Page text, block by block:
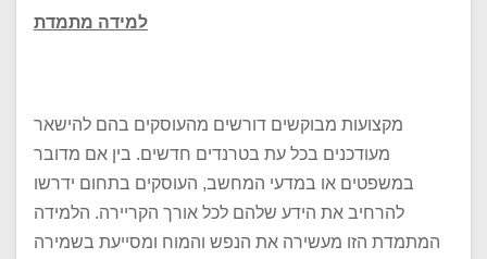
למידה מתמדת
מקצועות מבוקשים דורשים מהעוסקים בהם להישאר
מעודכנים בכל עת בטרנדים חדשים. בין אם מדובר
במשפטים או במדעי המחשב, העוסקים בתחום ידרשו
להרחיב את הידע שלהם לכל אורך הקריירה. הלמידה
המתמדת הזו מעשירה את הנפש והמוח ומסייעת בשמירה